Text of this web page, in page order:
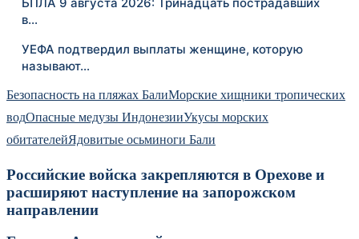
в…
УЕФА подтвердил выплаты женщине, которую
называют…
Безопасность на пляжах БалиМорские хищники тропических
водОпасные медузы ИндонезииУкусы морских
обитателейЯдовитые осьминоги Бали
Российские войска закрепляются в Орехове и
расширяют наступление на запорожском
направлении